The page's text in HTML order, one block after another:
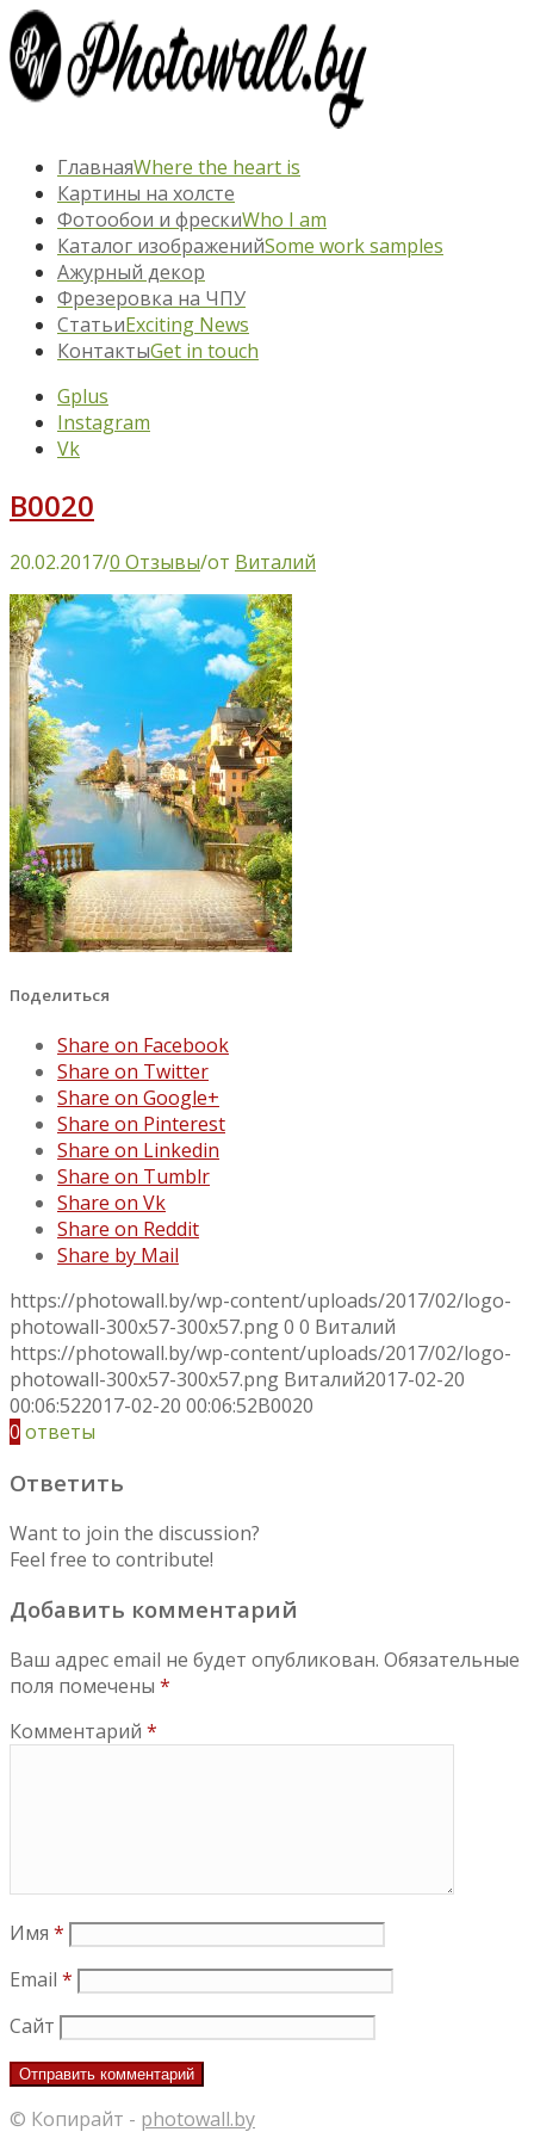
ГлавнаяWhere the heart is
Картины на холсте
Фотообои и фрескиWho I am
Каталог изображенийSome work samples
Ажурный декор
Фрезеровка на ЧПУ
СтатьиExciting News
КонтактыGet in touch
Gplus
Instagram
Vk
B0020
20.02.2017/0 Отзывы/от Виталий
Поделиться
Share on Facebook
Share on Twitter
Share on Google+
Share on Pinterest
Share on Linkedin
Share on Tumblr
Share on Vk
Share on Reddit
Share by Mail
https://photowall.by/wp-content/uploads/2017/02/logo-
photowall-300x57-300x57.png0 0 Виталий
https://photowall.by/wp-content/uploads/2017/02/logo-
photowall-300x57-300x57.png Виталий2017-02-20
00:06:522017-02-20 00:06:52B0020
0 ответы
Ответить
Want to join the discussion?
Feel free to contribute!
Добавить комментарий
Ваш адрес email не будет опубликован. Обязательные
поля помечены *
Комментарий *
Имя *
Email *
Сайт
© Копирайт - photowall.by